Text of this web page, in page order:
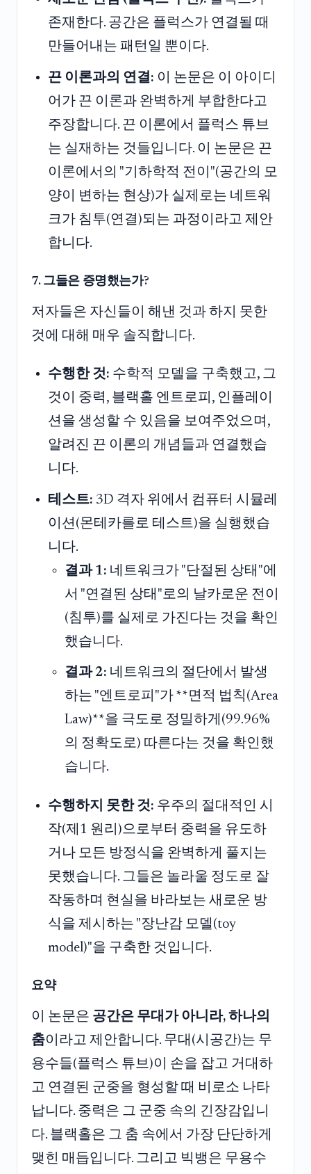
존재한다. 공간은 플럭스가 연결될 때
만들어내는 패턴일 뿐이다.
끈 이론과의 연결: 이 논문은 이 아이디
어가 끈 이론과 완벽하게 부합한다고
주장합니다. 끈 이론에서 플럭스 튜브
는 실재하는 것들입니다. 이 논문은 끈
이론에서의 "기하학적 전이"(공간의 모
양이 변하는 현상)가 실제로는 네트워
크가 침투(연결)되는 과정이라고 제안
합니다.
7. 그들은 증명했는가?
저자들은 자신들이 해낸 것과 하지 못한
것에 대해 매우 솔직합니다.
수행한 것: 수학적 모델을 구축했고, 그
것이 중력, 블랙홀 엔트로피, 인플레이
션을 생성할 수 있음을 보여주었으며,
알려진 끈 이론의 개념들과 연결했습
니다.
테스트: 3D 격자 위에서 컴퓨터 시뮬레
이션(몬테카를로 테스트)을 실행했습
니다.
결과 1: 네트워크가 "단절된 상태"에
서 "연결된 상태"로의 날카로운 전이
(침투)를 실제로 가진다는 것을 확인
했습니다.
결과 2: 네트워크의 절단에서 발생
하는 "엔트로피"가 **면적 법칙(Area
Law)**을 극도로 정밀하게(99.96%
의 정확도로) 따른다는 것을 확인했
습니다.
수행하지 못한 것: 우주의 절대적인 시
작(제1 원리)으로부터 중력을 유도하
거나 모든 방정식을 완벽하게 풀지는
못했습니다. 그들은 놀라울 정도로 잘
작동하며 현실을 바라보는 새로운 방
식을 제시하는 "장난감 모델(toy
model)"을 구축한 것입니다.
요약
이 논문은 공간은 무대가 아니라, 하나의
춤이라고 제안합니다. 무대(시공간)는 무
용수들(플럭스 튜브)이 손을 잡고 거대하
고 연결된 군중을 형성할 때 비로소 나타
납니다. 중력은 그 군중 속의 긴장감입니
다. 블랙홀은 그 춤 속에서 가장 단단하게
맺힌 매듭입니다. 그리고 빅뱅은 무용수